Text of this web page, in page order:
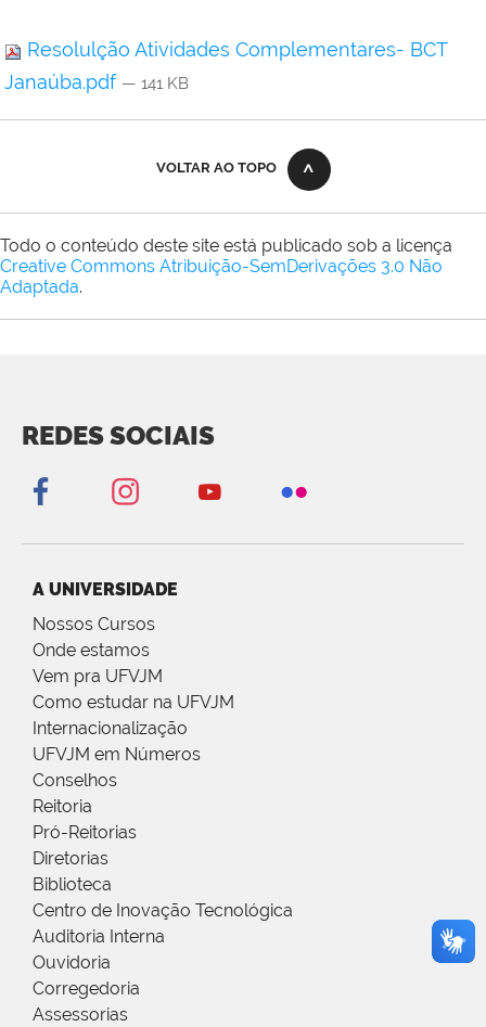
Resolulção Atividades Complementares- BCT
Janaúba.pdf — 141 KB
VOLTAR AO TOPO
Todo o conteúdo deste site está publicado sob a licença
Creative Commons Atribuição-SemDerivações 3.0 Não
Adaptada.
REDES SOCIAIS
A UNIVERSIDADE
Nossos Cursos
Onde estamos
Vem pra UFVJM
Como estudar na UFVJM
Internacionalização
UFVJM em Números
Conselhos
Reitoria
Pró-Reitorias
Diretorias
Biblioteca
Centro de Inovação Tecnológica
Auditoria Interna
Ouvidoria
Corregedoria
Assessorias